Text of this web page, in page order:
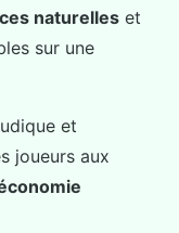
naturelles et
sur une
et
joueurs aux